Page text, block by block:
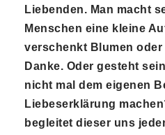
Liebenden. Man macht
Menschen eine kleine
verschenkt Blumen oder
Danke. Oder gesteht
nicht mal dem eigenen
Liebeserklärung
begleitet dieser uns